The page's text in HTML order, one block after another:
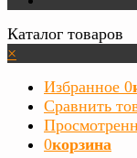
Каталог товаров
×
Избранное 0
Сравнить
0корзина